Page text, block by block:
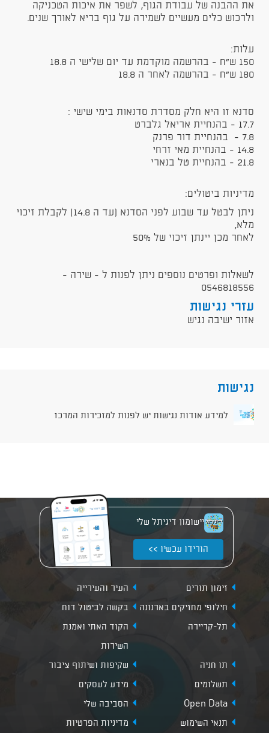
את ההבנה של עבודת הגוף, לשפר את איכות הטכניקה
ולרכוש כלים מעשיים לשמירה על גוף בריא לאורך שנים.
עלות:
150 ש"ח - בהרשמה מוקדמת עד יום שלישי ה 18.8
180 ש"ח - בהרשמה לאחר ה 18.8
סדנא זו היא חלק מסדרת סדנאות בימי שישי :
17.7 - בהנחיית אריאל גלברט
7.8 - בהנחיית דור פרנק
14.8 - בהנחיית מאי זרחי
21.8 - בהנחיית טל בנארי
מדיניות ביטולים:
ניתן לבטל עד שבוע לפני הסדנא (עד ה 14.8) לקבלת זיכוי
מלא,
לאחר מכן יינתן זיכוי של 50%
לשאלות ופרטים נוספים ניתן לפנות ל - שירה -
0546818556
עזרי נגישות
אזור ישיבה נגיש
נגישות
למידע אודות נגישות יש לפנות למזכירות המרכז
יישומון דיגיתל שלי
הורידו עכשיו >>
זימון תורים
העיר והעירייה
חילופי מחזיקים בארנונה
בקשה לביטול דוח
תל-קריירה
הקוד האתי ואמנת
השירות
תו חניה
שקיפות ושיתוף ציבור
תשלומים
מידע לעסקים
Open Data
הסביבה שלי
תנאי השימוש
מדיניות הפרטיות